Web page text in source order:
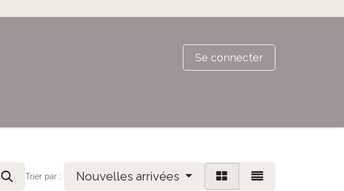
Se connecter
Trier par : Nouvelles arrivées